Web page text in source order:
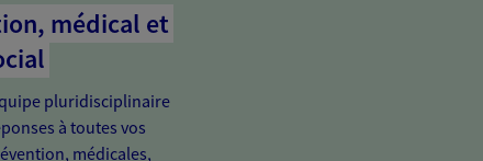
médical et
pluridisciplinaire
à toutes vos
médicales,